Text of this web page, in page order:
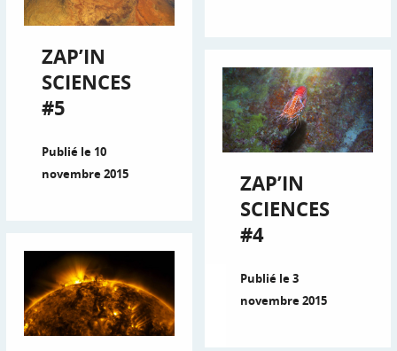
ZAP’IN
SCIENCES
#5
Publié le 10
novembre 2015
ZAP’IN
SCIENCES
#4
Publié le 3
novembre 2015